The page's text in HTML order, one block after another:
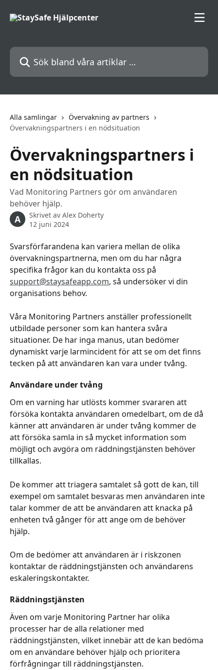
Sök bland våra artiklar …
Alla samlingar
Övervakning av partners
Övervakningspartners i en nödsituation
Övervakningspartners i
en nödsituation
Vad Monitoring Partners gör om användaren
behöver hjälp.
A Skrivet av Alex Doherty
12 juni 2024
Svarsförfarandena kan variera mellan de olika
övervakningspartnerna, men om du har några
specifika frågor kan du kontakta oss på
support@staysafeapp.com, så undersöker vi din
organisations behov.
Våra Monitoring Partners anställer professionellt
utbildade personer som kan hantera svåra
situationer. De har inga manus, utan bedömer
dynamiskt varje larmincident för att se om det finns
tecken på att användaren kan vara under tvång.
Användare under tvång
Om en varning har utlösts kommer svararen att
försöka kontakta användaren omedelbart, om de då
känner att användaren är under tvång kommer de
att försöka samla in så mycket information som
möjligt och avgöra om räddningstjänsten behöver
tillkallas.
De kommer att triagera samtalet så gott de kan, till
exempel om samtalet besvaras men användaren inte
talar kommer de att be användaren att knacka på
enheten två gånger för att ange om de behöver
hjälp.
Om de bedömer att användaren är i riskzonen
kontaktar de räddningstjänsten och användarens
eskaleringskontakter.
Räddningstjänsten
Även om varje Monitoring Partner har olika
processer har de alla relationer med
räddningstjänsten, vilket innebär att de kan bedöma
om en användare behöver hjälp och prioritera
förfrågningar till räddningstjänsten.